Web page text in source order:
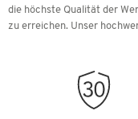
die höchste Qualität der
zu erreichen. Unser